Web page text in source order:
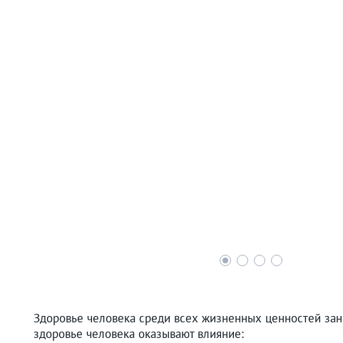
Здоровье человека среди всех жизненных ценностей
здоровье человека оказывают влияние: